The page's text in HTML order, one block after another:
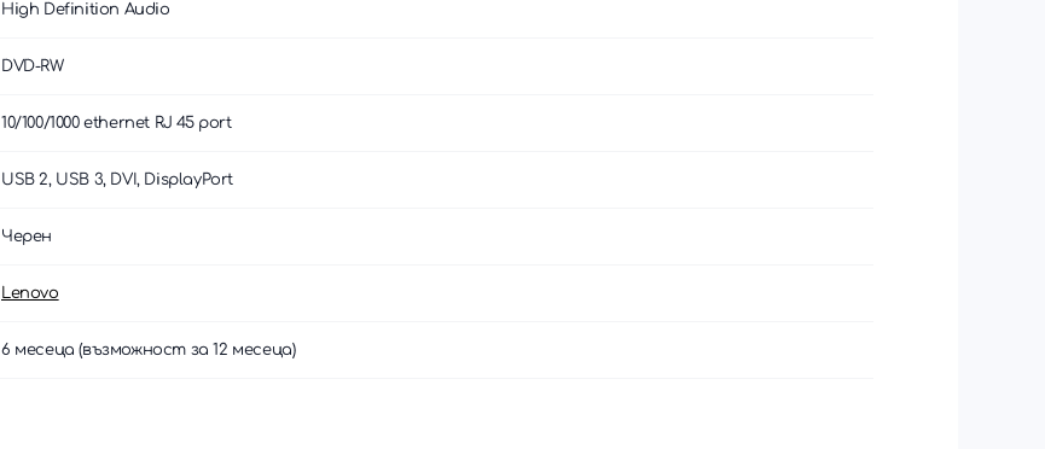
High Definition Audio
DVD-RW
10/100/1000 ethernet RJ 45 port
USB 2, USB 3, DVI, DisplayPort
Черен
Lenovo
6 месеца (възможност за 12 месеца)